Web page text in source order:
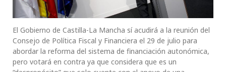
El Gobierno de Castilla-La Mancha sí acudirá a la reunión del
Consejo de Política Fiscal y Financiera el 29 de julio para
abordar la reforma del sistema de financiación autonómica,
pero votará en contra ya que considera que es un